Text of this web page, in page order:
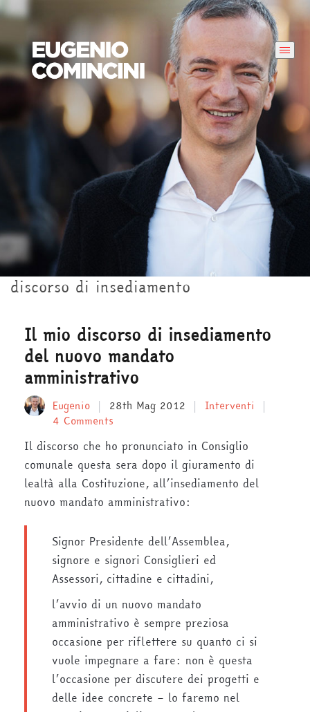
discorso di insediamento
Il mio discorso di insediamento
del nuovo mandato
amministrativo
Eugenio 28th Mag 2012
Interventi
4 Comments
Il discorso che ho pronunciato in Consiglio
comunale questa sera dopo il giuramento di
lealtà alla Costituzione, all’insediamento del
nuovo mandato amministrativo:
Signor Presidente dell’Assemblea,
signore e signori Consiglieri ed
Assessori, cittadine e cittadini,
l’avvio di un nuovo mandato
amministrativo è sempre preziosa
occasione per riflettere su quanto ci si
vuole impegnare a fare: non è questa
l’occasione per discutere dei progetti e
delle idee concrete – lo faremo nel